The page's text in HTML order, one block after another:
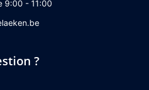
9:00 - 11:00
?